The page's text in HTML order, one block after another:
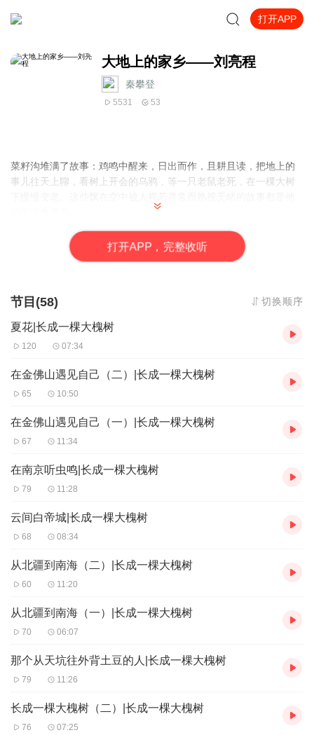
打开APP
大地上的家乡——刘亮程
秦攀登
5531 53
菜籽沟堆满了故事：鸡鸣中醒来，日出而作，且耕且读，把地上的
事儿往天上聊，看树上开会的乌鸦，等一只老鼠老死，在一棵大树
打开APP，完整收听
节目(58) 切换顺序
夏花|长成一棵大槐树
120 07:34
在金佛山遇见自己（二）|长成一棵大槐树
65 10:50
在金佛山遇见自己（一）|长成一棵大槐树
67 11:34
在南京听虫鸣|长成一棵大槐树
79 11:28
云间白帝城|长成一棵大槐树
68 08:34
从北疆到南海（二）|长成一棵大槐树
60 11:20
从北疆到南海（一）|长成一棵大槐树
70 06:07
那个从天坑往外背土豆的人|长成一棵大槐树
79 11:26
长成一棵大槐树（二）|长成一棵大槐树
76 07:25